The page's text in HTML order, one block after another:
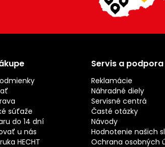
súťaže
do 14 dní
u nás
HECHT
Servis a podpora
Reklamácie
Náhradné diely
Servisné centrá
Časté otázky
Návody
Hodnotenie našich
Ochrana osobných